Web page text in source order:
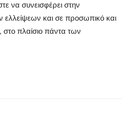
να συνεισφέρει στην
ελλείψεων και σε προσωπικό και
στο πλαίσιο πάντα των